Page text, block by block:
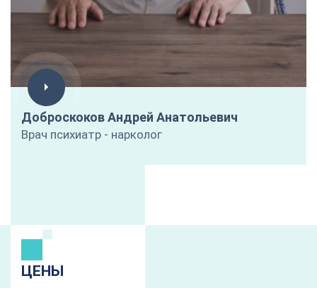
Доброскоков Андрей Анатольевич
Врач психиатр - нарколог
ЦЕНЫ